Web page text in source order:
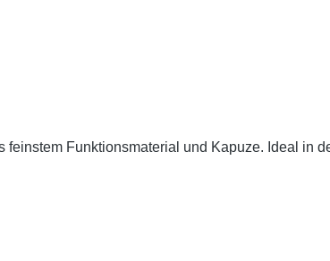
feinstem Funktionsmaterial und Kapuze. Ideal in